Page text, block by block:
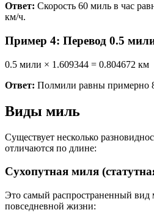
Ответ: Скорость 60 миль в час
км/ч.
Пример 4: Перевод 0.5
0.5 мили × 1.609344 = 0.804672 км
Ответ: Полмили равны примерно
Виды миль
Существует несколько
отличаются по длине:
Сухопутная миля
Это самый распространенный вид
повседневной жизни: